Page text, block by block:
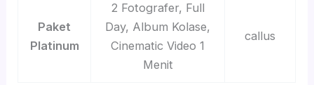
Paket
Platinum
2 Fotografer, Full
Day, Album Kolase,
Cinematic Video 1
Menit
callus